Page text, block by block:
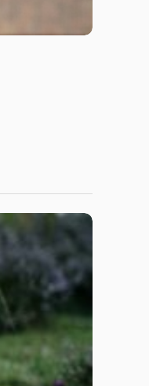
March 31, 2026